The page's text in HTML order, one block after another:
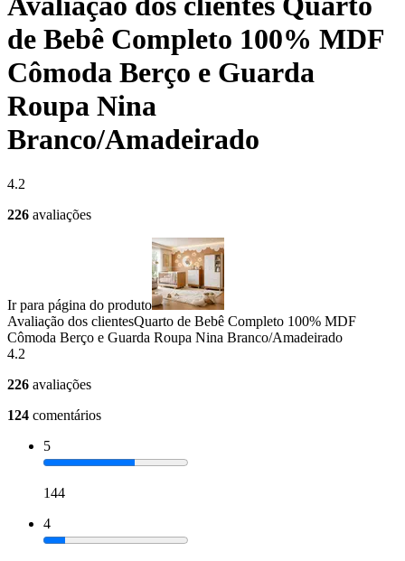
de Bebê Completo 100% MDF
Cômoda Berço e Guarda
Roupa Nina
Branco/Amadeirado
4.2
226 avaliações
Ir para página do produto
Avaliação dos clientesQuarto de Bebê Completo 100% MDF
Cômoda Berço e Guarda Roupa Nina Branco/Amadeirado
4.2
226 avaliações
124 comentários
5
144
4